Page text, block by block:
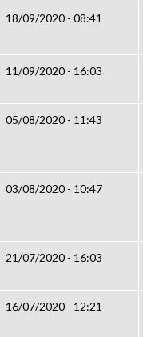
18/09/2020 - 08:41
11/09/2020 - 16:03
05/08/2020 - 11:43
03/08/2020 - 10:47
21/07/2020 - 16:03
16/07/2020 - 12:21